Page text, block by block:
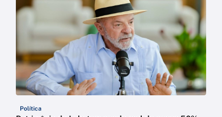
Política